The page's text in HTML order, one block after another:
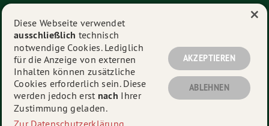
Impressum
Datenschutz
© 2026 Muhterem Aras MdL - Alle Rechte vorbehalten.
Diese Webseite verwendet
ausschließlich technisch
notwendige Cookies. Lediglich
für die Anzeige von externen
Inhalten können zusätzliche
Cookies erforderlich sein. Diese
werden jedoch erst nach Ihrer
Zustimmung geladen.
AKZEPTIEREN
ABLEHNEN
×